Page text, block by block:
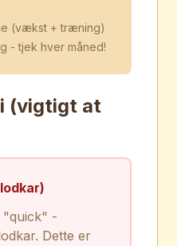
(vækst + træning)
- tjek hver måned!
(vigtigt at
"quick" -
Dette er